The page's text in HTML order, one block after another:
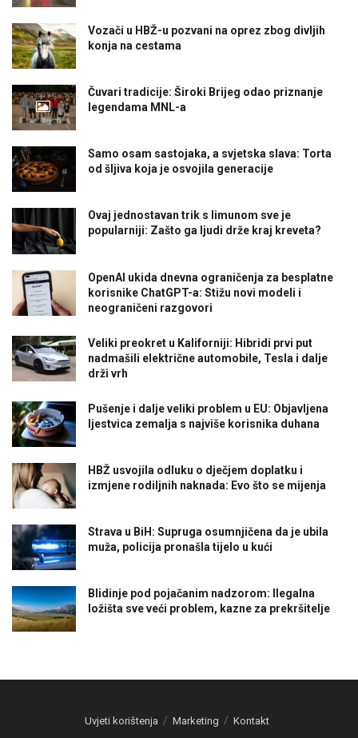
Vozači u HBŽ-u pozvani na oprez zbog divljih
konja na cestama
Čuvari tradicije: Široki Brijeg odao priznanje
legendama MNL-a
Samo osam sastojaka, a svjetska slava: Torta
od šljiva koja je osvojila generacije
Ovaj jednostavan trik s limunom sve je
popularniji: Zašto ga ljudi drže kraj kreveta?
OpenAI ukida dnevna ograničenja za besplatne
korisnike ChatGPT-a: Stižu novi modeli i
neograničeni razgovori
Veliki preokret u Kaliforniji: Hibridi prvi put
nadmašili električne automobile, Tesla i dalje
drži vrh
Pušenje i dalje veliki problem u EU: Objavljena
ljestvica zemalja s najviše korisnika duhana
HBŽ usvojila odluku o dječjem doplatku i
izmjene rodiljnih naknada: Evo što se mijenja
Strava u BiH: Supruga osumnjičena da je ubila
muža, policija pronašla tijelo u kući
Blidinje pod pojačanim nadzorom: Ilegalna
ložišta sve veći problem, kazne za prekršitelje
Uvjeti korištenja Marketing Kontakt